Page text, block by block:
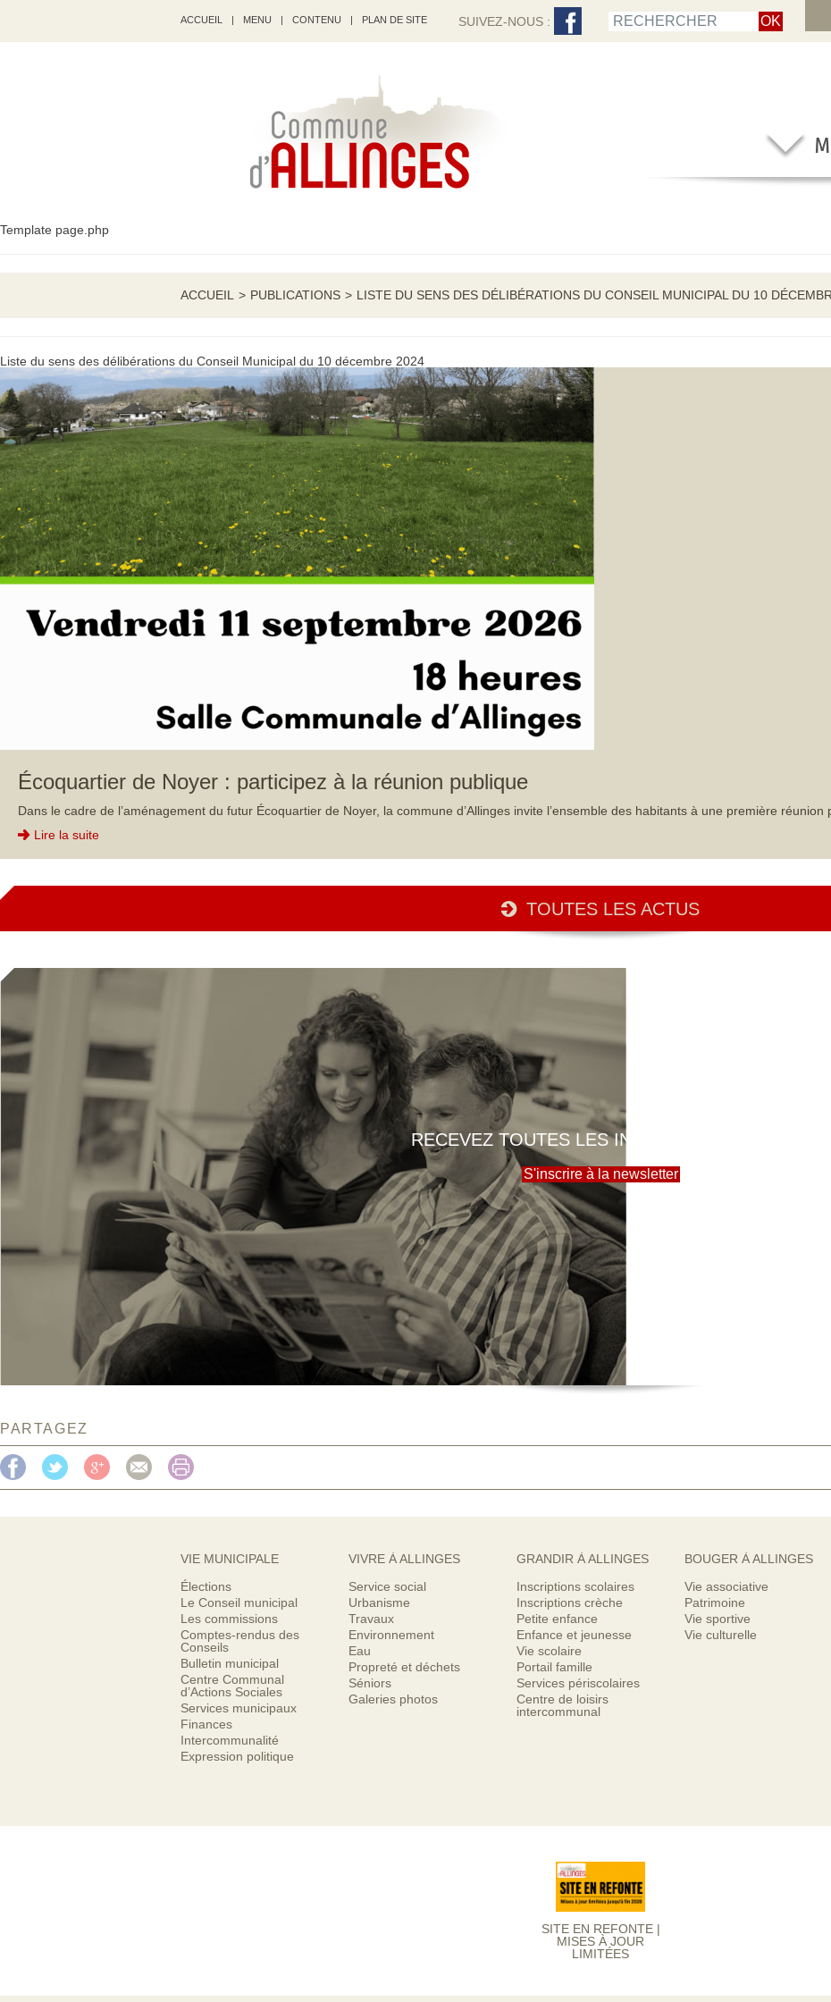
ACCUEIL | MENU | CONTENU | PLAN DE SITE SUIVEZ-NOUS :
Template page.php
ACCUEIL > PUBLICATIONS > LISTE DU SENS DES DÉLIBÉRATIONS DU CONSEIL MUNICIPAL DU 10
Liste du sens des délibérations du Conseil Municipal du 10 décembre 2024
Écoquartier de Noyer : participez à la réunion publique
Dans le cadre de l’aménagement du futur Écoquartier de Noyer, la commune d’Allinges invite l’ensemble des habitants à une première
Lire la suite
TOUTES LES ACTUS
RECEVEZ TOUTES LES INFOS DE LA MAIRIE
S'inscrire à la newsletter
PARTAGEZ
VIE MUNICIPALE
Élections
Le Conseil municipal
Les commissions
Comptes-rendus des
Conseils
Bulletin municipal
Centre Communal
d’Actions Sociales
Services municipaux
Finances
Intercommunalité
Expression politique
VIVRE À ALLINGES
Service social
Urbanisme
Travaux
Environnement
Eau
Propreté et déchets
Séniors
Galeries photos
GRANDIR À ALLINGES
Inscriptions scolaires
Inscriptions crèche
Petite enfance
Enfance et jeunesse
Vie scolaire
Portail famille
Services périscolaires
Centre de loisirs
intercommunal
BOUGER À ALLINGES
Vie associative
Patrimoine
Vie sportive
Vie culturelle
SITE EN REFONTE |
MISES À JOUR
LIMITÉES